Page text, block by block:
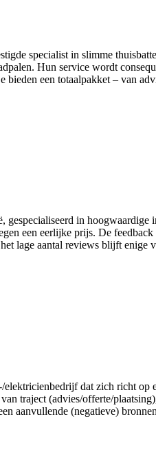
specialist in slimme
Hun service wordt
een totaalpakket – van
in
een eerlijke prijs. De
lage aantal reviews blijft
dat zich richt
traject (advies/offerte/
aanvullende (negatieve)